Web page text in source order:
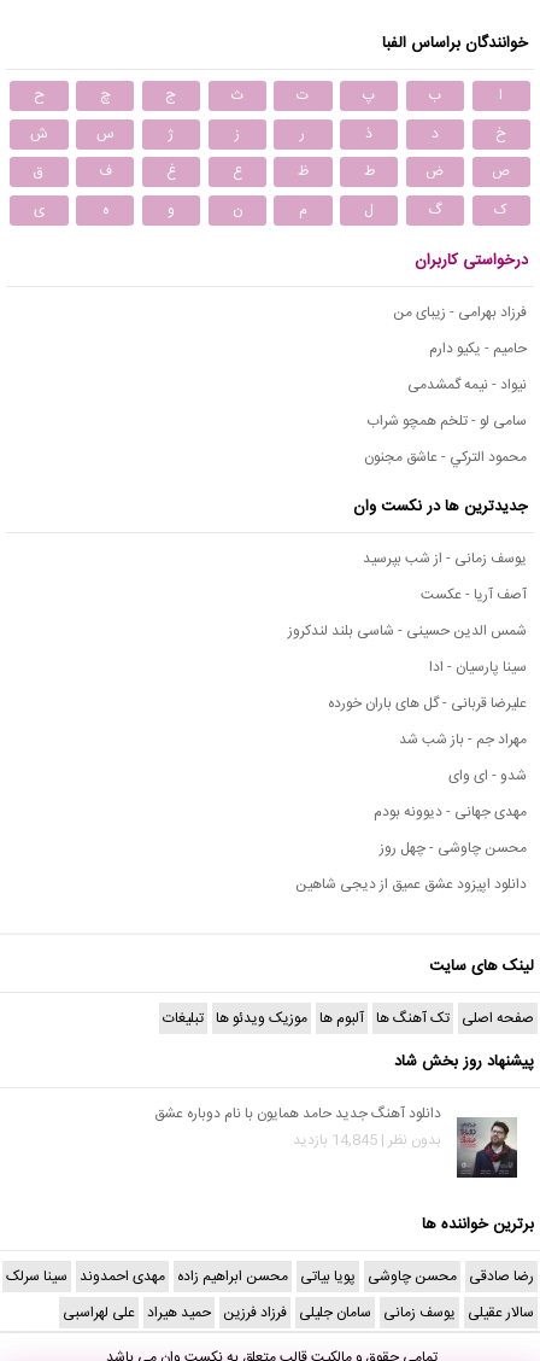
خوانندگان براساس الفبا
ا ب پ ت ث ج چ
ح
خ
د ذ ر ز ژ س
ش
ص
ض ط ظ ع غ ف
ق
ک
گ ل م ن و ه ی
درخواستی کاربران
فرزاد بهرامی - زیبای من
حامیم - یکیو دارم
نیواد - نیمه گمشدمی
سامی لو - تلخم همچو شراب
محمود التركي - عاشق مجنون
جدیدترین ها در نکست وان
یوسف زمانی - از شب بپرسید
آصف آریا - عکست
شمس الدین حسینی - شاسی بلند لندکروز
سینا پارسیان - ادا
علیرضا قربانی - گل های باران خورده
مهراد جم - باز شب شد
شدو - ای وای
مهدی جهانی - دیوونه بودم
محسن چاوشی - چهل روز
دانلود اپیزود عشق عمیق از دیجی شاهین
لینک های سایت
صفحه اصلی تک آهنگ ها آلبوم ها موزیک ویدئو ها تبلیغات
پیشنهاد روز بخش شاد
دانلود آهنگ جدید حامد همایون با نام دوباره عشق
بدون نظر | 14,845 بازدید
برترین خواننده ها
رضا صادقی محسن چاوشی پویا بیاتی محسن ابراهیم زاده مهدی احمدوند سینا سرلک
سالار عقیلی یوسف زمانی سامان جلیلی فرزاد فرزین حمید هیراد علی لهراسبی